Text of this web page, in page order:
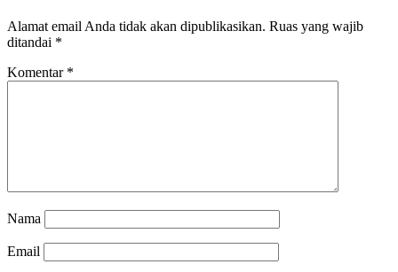
Alamat email Anda tidak akan dipublikasikan. Ruas yang wajib
ditandai *
Komentar *
Nama
Email